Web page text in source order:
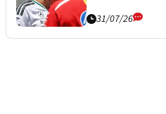
31/07/26